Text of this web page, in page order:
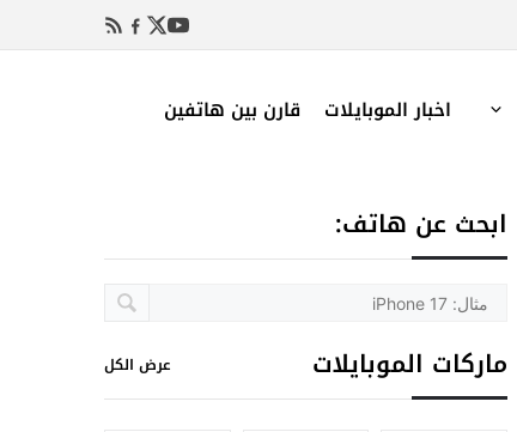
اخبار الموبايلات قارن بين هاتفين
ابحث عن هاتف:
ماركات الموبايلات عرض الكل